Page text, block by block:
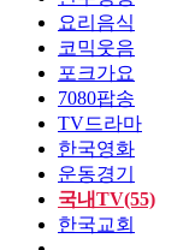
요리음식
코믹웃음
포크가요
7080팝송
TV드라마
한국영화
운동경기
국내TV(55)
한국교회